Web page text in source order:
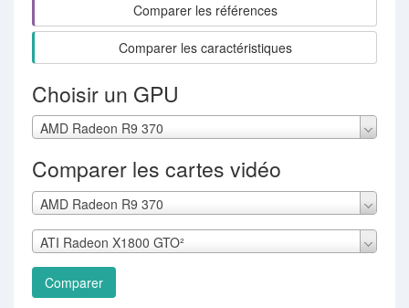
Comparer les références
Comparer les caractéristiques
Choisir un GPU
AMD Radeon R9 370
Comparer les cartes vidéo
AMD Radeon R9 370
ATI Radeon X1800 GTO²
Comparer